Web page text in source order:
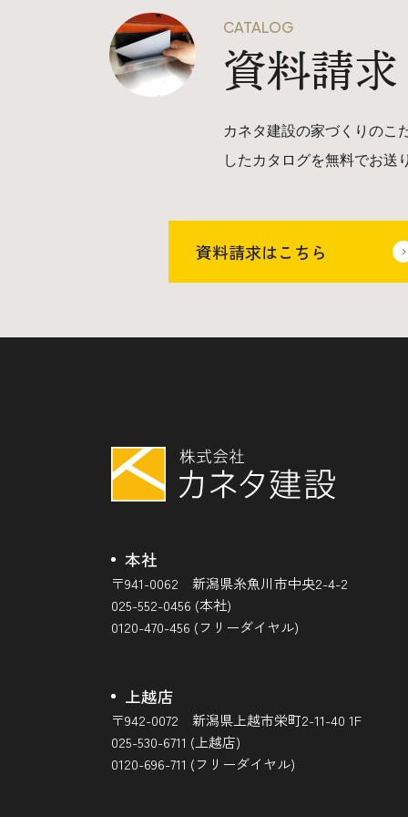
CATALOG
資料請求
カネタ建設の家づくりのこ
したカタログを無料でお送
資料請求はこちら
本社
〒941-0062 新潟県糸魚川市中央2-4-2
025-552-0456 (本社)
0120-470-456 (フリーダイヤル)
上越店
〒942-0072 新潟県上越市栄町2-11-40 1F
025-530-6711 (上越店)
0120-696-711 (フリーダイヤル)